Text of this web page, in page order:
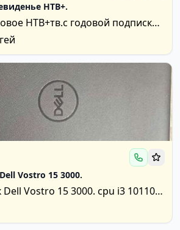
НТВ+.
НТВ+тв.с годовой подпиской
Vostro 15 3000.
Vostro 15 3000. cpu i3 10110u
ddr4 8 ГБ,ssd 112 ГБ,...